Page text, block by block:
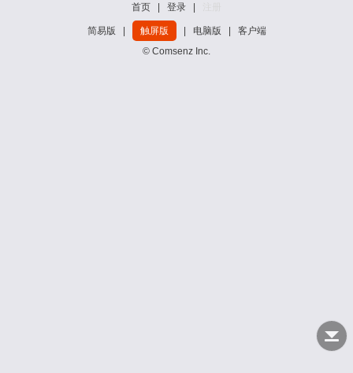
首页 登录
简易版 触屏版 电脑版
客户端
© Comsenz Inc.